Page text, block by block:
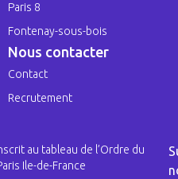
Paris 8
Fontenay-sous-bois
Nous contacter
Contact
Recrutement
au tableau de l’Ordre du
Ile-de-France